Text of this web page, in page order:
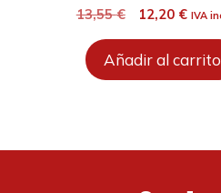
13,55€
El
original
era:
12,20 €El
actual
es:
IVA
Añadir al carrito